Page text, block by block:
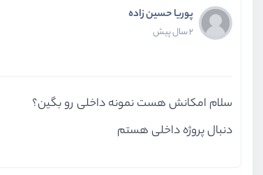
پوریا حسین زاده
2 سال پیش
سلام امکانش هست نمونه داخلی رو بگین؟
دنبال پروژه داخلی هستم